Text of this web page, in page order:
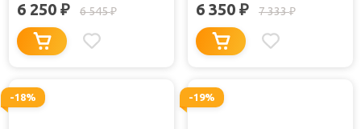
6 250 ₽ 6 545₽ 6 350 ₽ 7 333₽
-18% -19%